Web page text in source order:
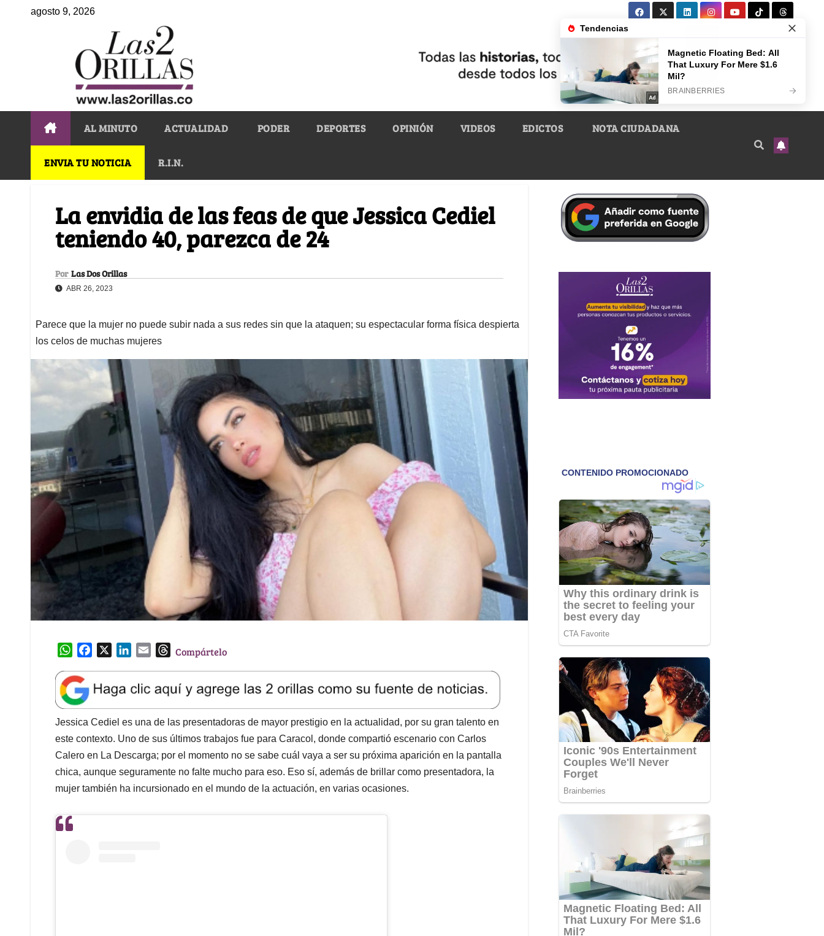
agosto 9, 2026
AL MINUTO ACTUALIDAD PODER DEPORTES OPINIÓN VIDEOS EDICTOS NOTA CIUDADANA
ENVIA TU NOTICIA R.I.N.
La envidia de las feas de que Jessica Cediel
teniendo 40, parezca de 24
Por Las Dos Orillas
ABR 26, 2023
Parece que la mujer no puede subir nada a sus redes sin que la ataquen; su espectacular forma física despierta
los celos de muchas mujeres
W
a
t
s
A
p
p
e
b
o
o
k
k
e
d
I
n
l
T
e
a
d
s
Compártelo
Jessica Cediel es una de las presentadoras de mayor prestigio en la actualidad, por su gran talento en
este contexto. Uno de sus últimos trabajos fue para Caracol, donde compartió escenario con Carlos
Calero en La Descarga; por el momento no se sabe cuál vaya a ser su próxima aparición en la pantalla
chica, aunque seguramente no falte mucho para eso. Eso sí, además de brillar como presentadora, la
mujer también ha incursionado en el mundo de la actuación, en varias ocasiones.